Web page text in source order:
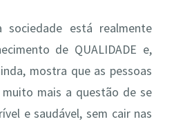
está realmente
de QUALIDADE e,
mostra que as pessoas
mais a questão de se
e saudável, sem cair nas